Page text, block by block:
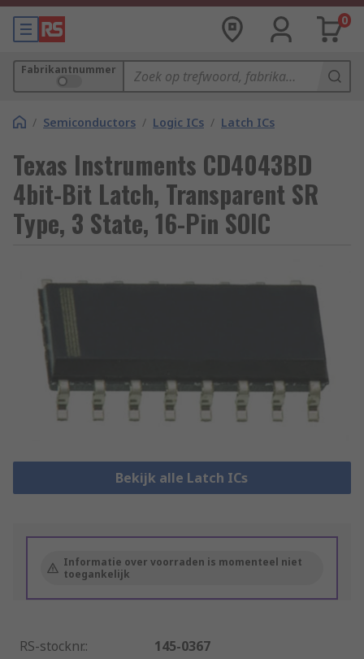
0
Fabrikantnummer
/ Semiconductors / Logic ICs / Latch ICs
Texas Instruments CD4043BD
4bit-Bit Latch, Transparent SR
Type, 3 State, 16-Pin SOIC
Bekijk alle Latch ICs
Informatie over voorraden is momenteel niet
toegankelijk
RS-stocknr.:
145-0367